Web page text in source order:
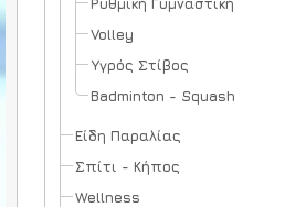
Volley
Υγρός Στίβος
Badminton - Squash
Είδη Παραλίας
Σπίτι - Κήπος
Wellness